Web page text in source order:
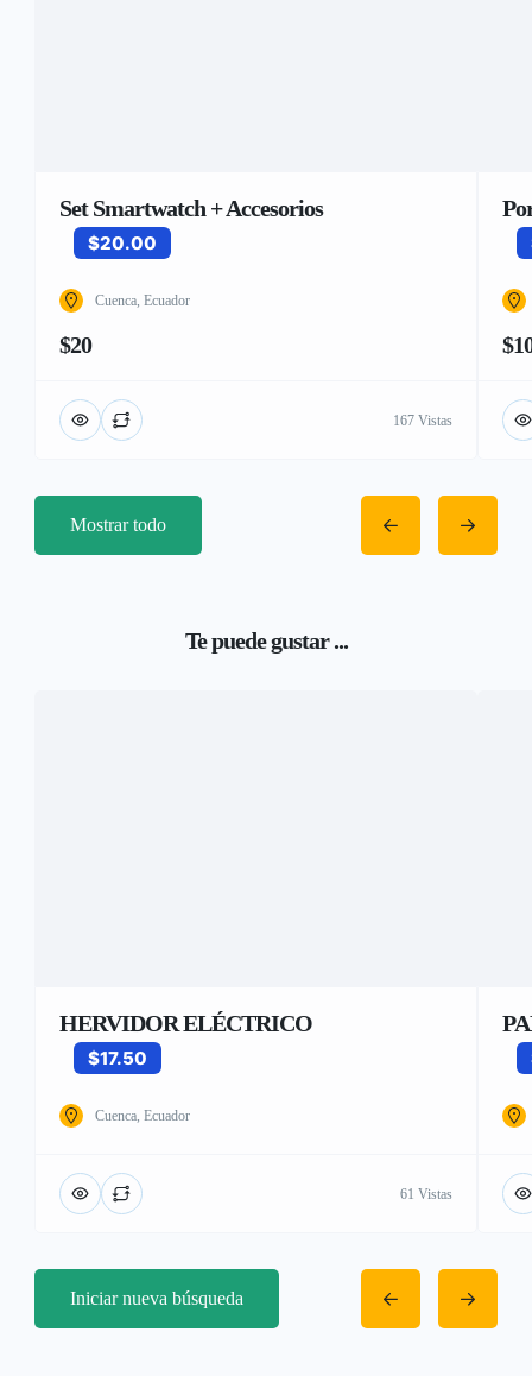
Set Smartwatch + Accesorios
$20.00
Cuenca, Ecuador
$20
167 Vistas
Mostrar todo
Te puede gustar ...
HERVIDOR ELÉCTRICO
$17.50
Cuenca, Ecuador
61 Vistas
Iniciar nueva búsqueda